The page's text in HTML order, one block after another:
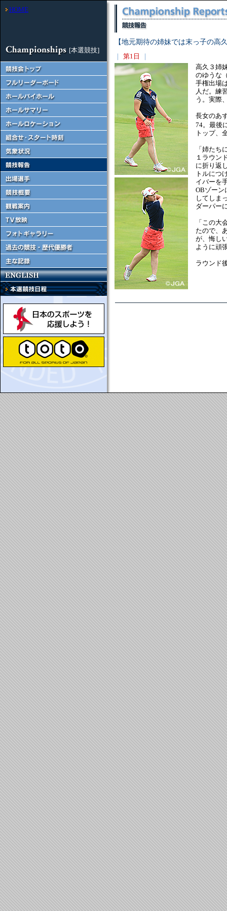
HOME
[本選競技]
【地元期待の姉妹では末っ子の高
｜
第1日
｜
高久３姉
のゆうな
手権出場
人だ。練
う。実際
長女のあ
74。最後
トップ、
「姉た
１ラウン
に折り返
トルにつ
イバーを
OBゾーン
してしま
ダーパー
「この大
たので、
が、悔し
ように頑
ラウンド